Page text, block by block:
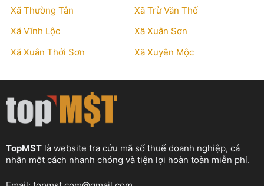
Xã Thường Tân
Xã Trừ Văn Thố
Xã Vĩnh Lộc
Xã Xuân Sơn
Xã Xuân Thới Sơn
Xã Xuyên Mộc
TopMST là website tra cứu mã số thuế doanh nghiệp, cá
nhân một cách nhanh chóng và tiện lợi hoàn toàn miễn phí.